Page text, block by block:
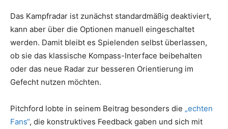
Das Kampfradar ist zunächst standardmäßig deaktiviert,
kann aber über die Optionen manuell eingeschaltet
werden. Damit bleibt es Spielenden selbst überlassen,
ob sie das klassische Kompass-Interface beibehalten
oder das neue Radar zur besseren Orientierung im
Gefecht nutzen möchten.
Pitchford lobte in seinem Beitrag besonders die „echten
Fans“, die konstruktives Feedback gaben und sich mit